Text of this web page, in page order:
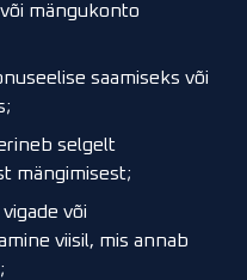
mängukonto
saamiseks või
selgelt
mängimisest;
või
viisil, mis annab